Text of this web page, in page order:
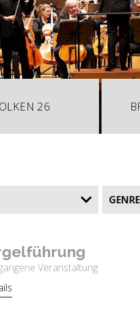
26
Veranstaltung